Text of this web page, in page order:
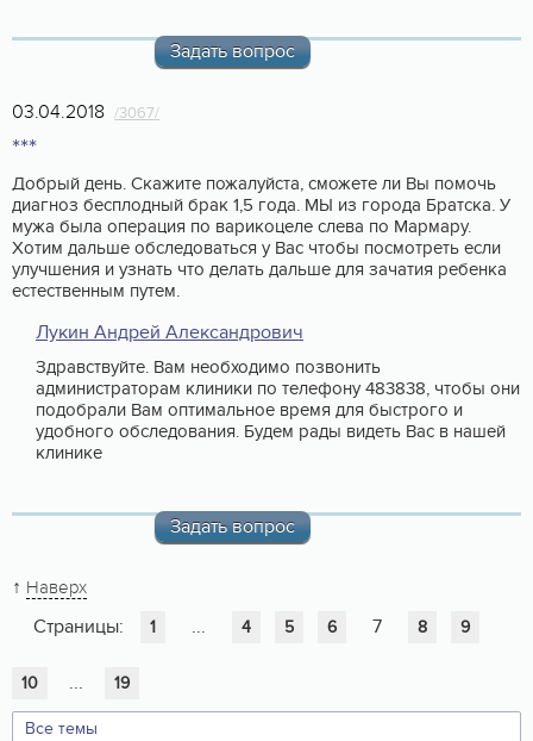
Задать вопрос
03.04.2018 /3067/
***
Добрый день. Скажите пожалуйста, сможете ли Вы помочь
диагноз бесплодный брак 1,5 года. МЫ из города Братска. У
мужа была операция по варикоцеле слева по Мармару.
Хотим дальше обследоваться у Вас чтобы посмотреть если
улучшения и узнать что делать дальше для зачатия ребенка
естественным путем.
Задать вопрос
Лукин Андрей Александрович
Здравствуйте. Вам необходимо позвонить
администраторам клиники по телефону 483838, чтобы они
подобрали Вам оптимальное время для быстрого и
удобного обследования. Будем рады видеть Вас в нашей
клинике
↑ Наверх
Страницы: 1 ... 4 5 6 7 8 9
10 ... 19
Все темы